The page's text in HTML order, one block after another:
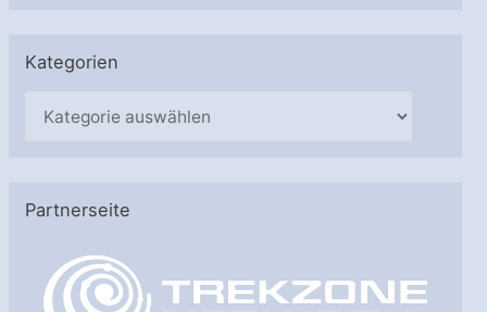
Kategorien
g
Partnerseite